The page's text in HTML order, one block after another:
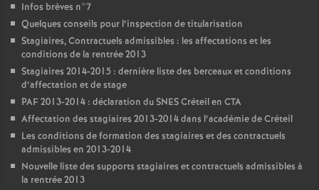
Infos brèves n°7
Quelques conseils pour l’inspection de titularisation
Stagiaires, Contractuels admissibles : les affectations et les
conditions de la rentrée 2013
Stagiaires 2014-2015 : dernière liste des berceaux et conditions
d’affectation et de stage
PAF2013-2014 : déclaration duSNESCréteil en CTA
Affectation des stagiaires 2013-2014 dans l’académie de Créteil
Les conditions de formation des stagiaires et des contractuels
admissibles en 2013-2014
Nouvelle liste des supports stagiaires et contractuels admissibles à
la rentrée 2013